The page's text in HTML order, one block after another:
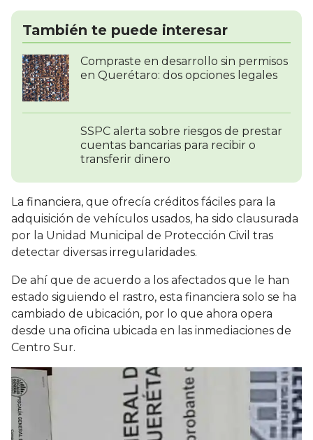
También te puede interesar
Compraste en desarrollo sin permisos
en Querétaro: dos opciones legales
SSPC alerta sobre riesgos de prestar
cuentas bancarias para recibir o
transferir dinero
La financiera, que ofrecía créditos fáciles para la
adquisición de vehículos usados, ha sido clausurada
por la Unidad Municipal de Protección Civil tras
detectar diversas irregularidades.
De ahí que de acuerdo a los afectados que le han
estado siguiendo el rastro, esta financiera solo se ha
cambiado de ubicación, por lo que ahora opera
desde una oficina ubicada en las inmediaciones de
Centro Sur.